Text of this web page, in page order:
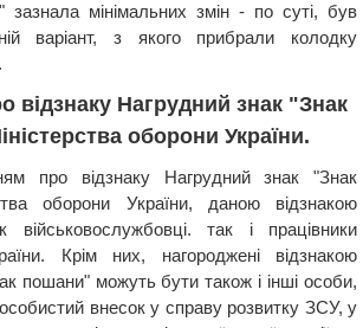
мінімальних змін - по суті, був
варіант, з якого прибрали колодку
відзнаку Нагрудний знак "Знак
оборони України.
про відзнаку Нагрудний знак "Знак
оборони України, даною відзнакою
військовослужбовці. так і працівники
Крім них, нагороджені відзнакою
пошани" можуть бути також і інші особи,
внесок у справу розвитку ЗСУ, у